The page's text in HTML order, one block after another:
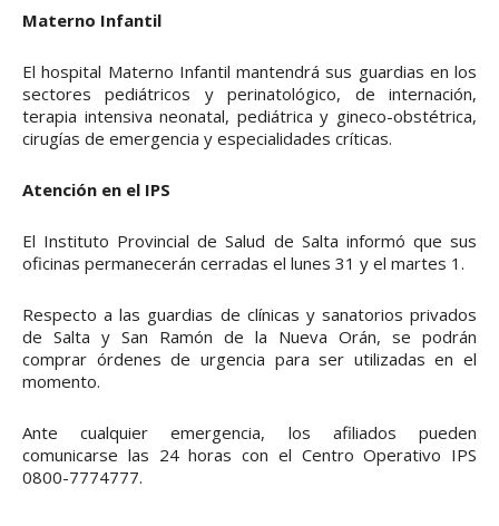
Materno Infantil
El hospital Materno Infantil mantendrá sus guardias en los
sectores pediátricos y perinatológico, de internación,
terapia intensiva neonatal, pediátrica y gineco-obstétrica,
cirugías de emergencia y especialidades críticas.
Atención en el IPS
El Instituto Provincial de Salud de Salta informó que sus
oficinas permanecerán cerradas el lunes 31 y el martes 1.
Respecto a las guardias de clínicas y sanatorios privados
de Salta y San Ramón de la Nueva Orán, se podrán
comprar órdenes de urgencia para ser utilizadas en el
momento.
Ante cualquier emergencia, los afiliados pueden
comunicarse las 24 horas con el Centro Operativo IPS
0800-7774777.